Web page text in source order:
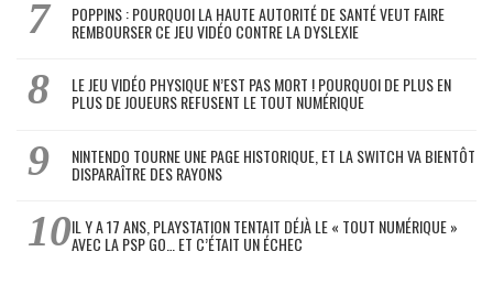
POPPINS : POURQUOI LA HAUTE AUTORITÉ DE SANTÉ VEUT FAIRE
REMBOURSER CE JEU VIDÉO CONTRE LA DYSLEXIE
LE JEU VIDÉO PHYSIQUE N’EST PAS MORT ! POURQUOI DE PLUS EN
PLUS DE JOUEURS REFUSENT LE TOUT NUMÉRIQUE
NINTENDO TOURNE UNE PAGE HISTORIQUE, ET LA SWITCH VA BIENTÔT
DISPARAÎTRE DES RAYONS
IL Y A 17 ANS, PLAYSTATION TENTAIT DÉJÀ LE « TOUT NUMÉRIQUE »
AVEC LA PSP GO… ET C’ÉTAIT UN ÉCHEC